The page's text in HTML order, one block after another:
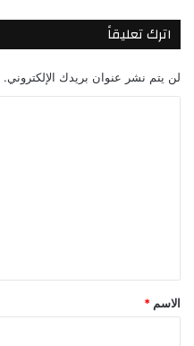
اترك تعليقاً
لن يتم نشر عنوان بريدك الإلكتروني.
*
الاسم *